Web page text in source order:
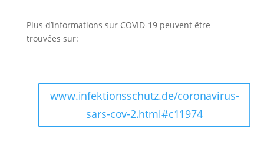
Plus d’informations sur COVID-19 peuvent être
trouvées sur:
www.infektionsschutz.de/coronavirus-
sars-cov-2.html#c11974